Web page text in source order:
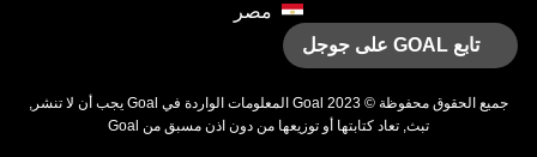
مصر
تابع GOAL على جوجل
جميع الحقوق محفوظة © 2023 Goal المعلومات الواردة في Goal يجب أن لا تنشر,
تبث, تعاد كتابتها أو توزيعها من دون اذن مسبق من Goal